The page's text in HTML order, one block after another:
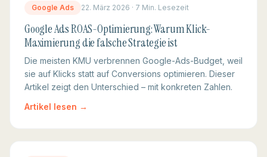
Google Ads 22. März 2026 · 7 Min. Lesezeit
Google Ads ROAS-Optimierung: Warum Klick-
Maximierung die falsche Strategie ist
Die meisten KMU verbrennen Google-Ads-Budget, weil
sie auf Klicks statt auf Conversions optimieren. Dieser
Artikel zeigt den Unterschied – mit konkreten Zahlen.
Artikel lesen →